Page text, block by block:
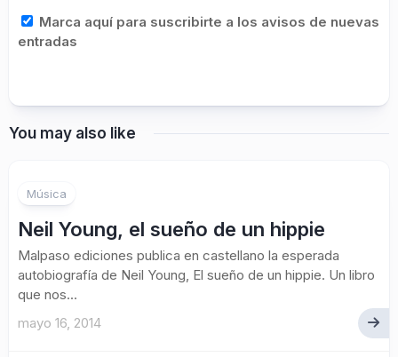
Marca aquí para suscribirte a los avisos de nuevas
entradas
You may also like
Música
Neil Young, el sueño de un hippie
Malpaso ediciones publica en castellano la esperada
autobiografía de Neil Young, El sueño de un hippie. Un libro
que nos...
mayo 16, 2014